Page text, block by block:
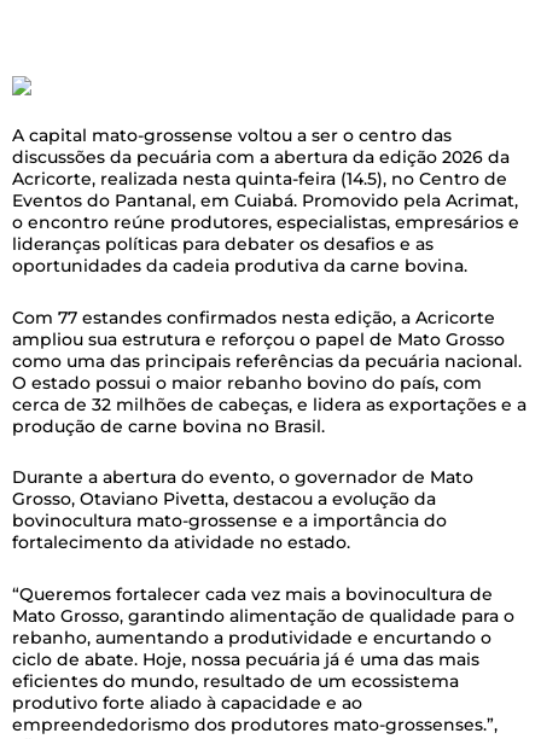
A capital mato-grossense voltou a ser o centro das
discussões da pecuária com a abertura da edição 2026 da
Acricorte, realizada nesta quinta-feira (14.5), no Centro de
Eventos do Pantanal, em Cuiabá. Promovido pela Acrimat,
o encontro reúne produtores, especialistas, empresários e
lideranças políticas para debater os desafios e as
oportunidades da cadeia produtiva da carne bovina.
Com 77 estandes confirmados nesta edição, a Acricorte
ampliou sua estrutura e reforçou o papel de Mato Grosso
como uma das principais referências da pecuária nacional.
O estado possui o maior rebanho bovino do país, com
cerca de 32 milhões de cabeças, e lidera as exportações e a
produção de carne bovina no Brasil.
Durante a abertura do evento, o governador de Mato
Grosso, Otaviano Pivetta, destacou a evolução da
bovinocultura mato-grossense e a importância do
fortalecimento da atividade no estado.
“Queremos fortalecer cada vez mais a bovinocultura de
Mato Grosso, garantindo alimentação de qualidade para o
rebanho, aumentando a produtividade e encurtando o
ciclo de abate. Hoje, nossa pecuária já é uma das mais
eficientes do mundo, resultado de um ecossistema
produtivo forte aliado à capacidade e ao
empreendedorismo dos produtores mato-grossenses.”,